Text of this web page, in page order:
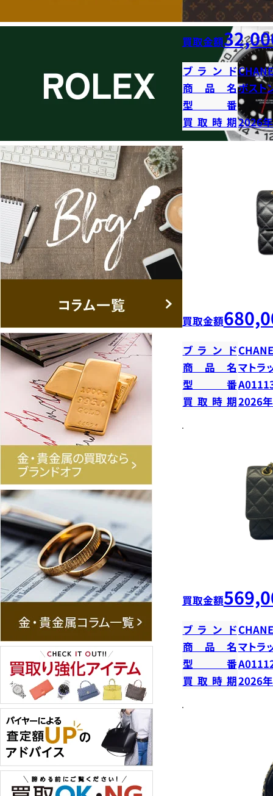
買取金額
ブランド
商品名ボスト
型番
買取時期2026
買取金額
ブランド
商品名マトラ
型番
買取時期2026
買取金額
ブランド
商品名マトラ
型番
買取時期2026